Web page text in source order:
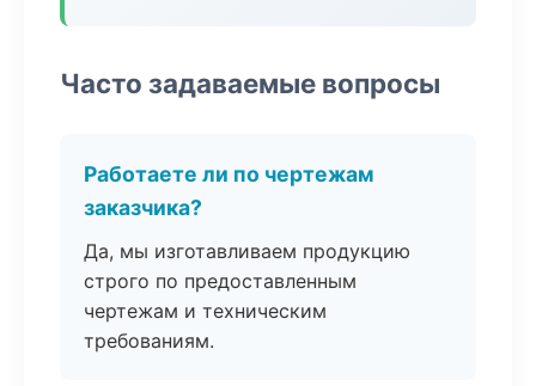
Часто задаваемые вопросы
Работаете ли по чертежам
заказчика?
Да, мы изготавливаем продукцию
строго по предоставленным
чертежам и техническим
требованиям.